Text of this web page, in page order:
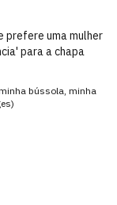
prefere uma mulher
para a chapa
bússola, minha